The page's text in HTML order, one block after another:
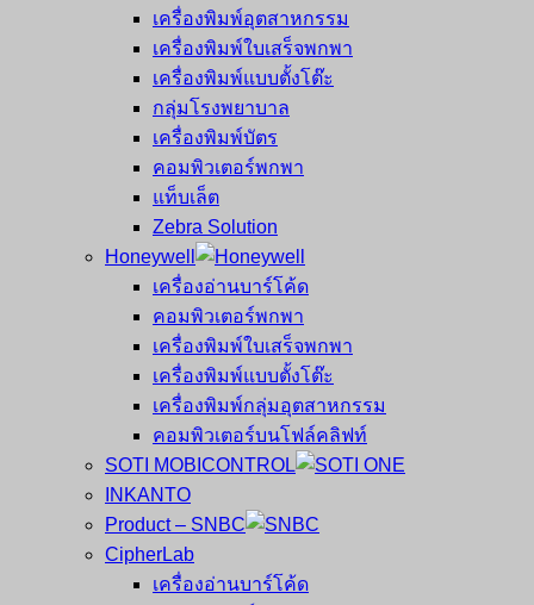
เครื่องพิมพ์อุตสาหกรรม
เครื่องพิมพ์ใบเสร็จพกพา
เครื่องพิมพ์แบบตั้งโต๊ะ
กลุ่มโรงพยาบาล
เครื่องพิมพ์บัตร
คอมพิวเตอร์พกพา
แท็บเล็ต
Zebra Solution
Honeywell
เครื่องอ่านบาร์โค้ด
คอมพิวเตอร์พกพา
เครื่องพิมพ์ใบเสร็จพกพา
เครื่องพิมพ์แบบตั้งโต๊ะ
เครื่องพิมพ์กลุ่มอุตสาหกรรม
คอมพิวเตอร์บนโฟล์คลิฟท์
SOTI MOBICONTROL
INKANTO
Product – SNBC
CipherLab
เครื่องอ่านบาร์โค้ด